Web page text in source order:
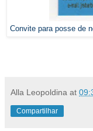
Convite para posse de
Alla Leopoldina at
Compartilhar